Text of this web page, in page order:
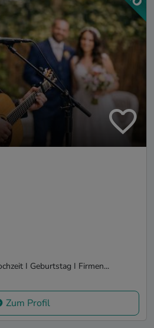
I Geburtstag I Firmen...
Zum Profil